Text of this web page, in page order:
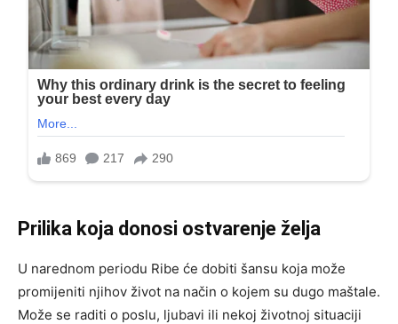
Prilika koja donosi ostvarenje želja
U narednom periodu Ribe će dobiti šansu koja može
promijeniti njihov život na način o kojem su dugo maštale.
Može se raditi o poslu, ljubavi ili nekoj životnoj situaciji